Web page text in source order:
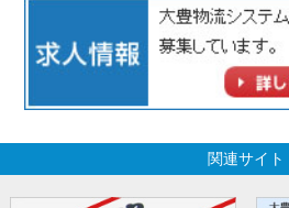
関連サイト